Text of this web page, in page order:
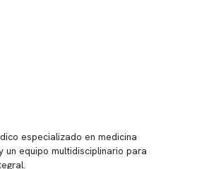
especializado en medicina
un equipo multidisciplinario para